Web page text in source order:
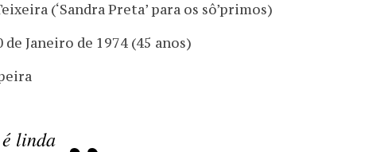
(‘Sandra Preta’ para os sô’primos)
Janeiro de 1974 (45 anos)
linda